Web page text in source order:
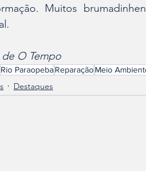
Muitos
O Tempo
Rio ParaopebaReparaçãoMeio
Destaques